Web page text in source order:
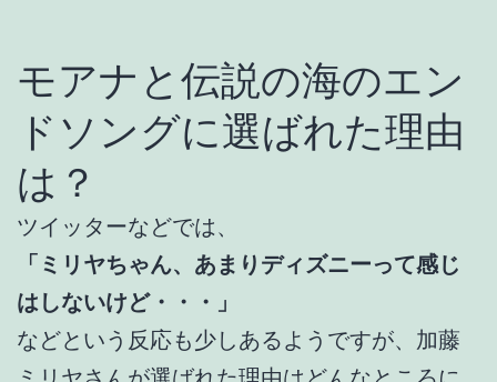
モアナと伝説の海のエン
ドソングに選ばれた理由
は？
ツイッターなどでは、
「ミリヤちゃん、あまりディズニーって感じ
はしないけど・・・」
などという反応も少しあるようですが、加藤